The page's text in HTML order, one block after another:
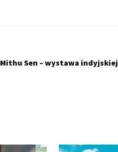
Mithu Sen – wystawa